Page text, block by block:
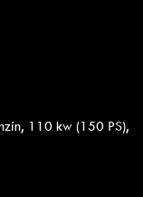
110 kw (150 PS),